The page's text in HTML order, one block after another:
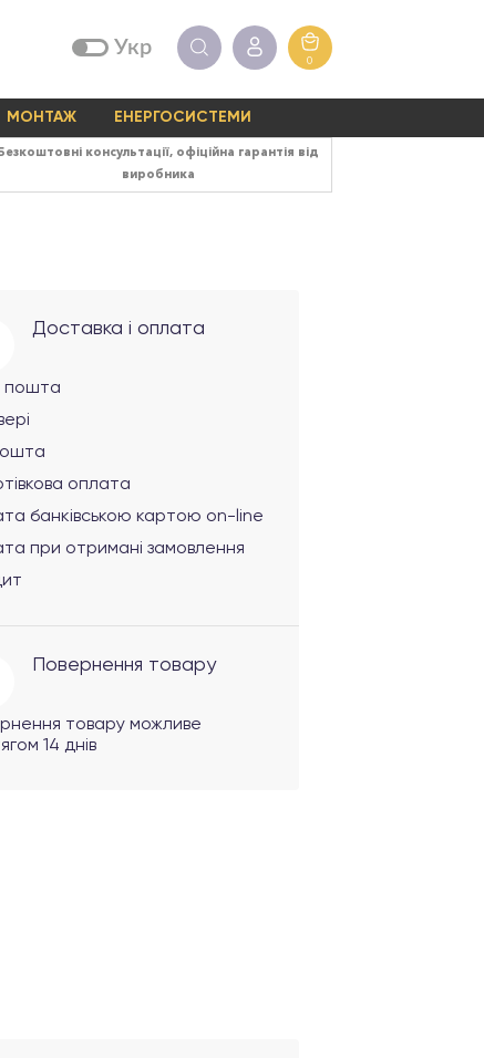
Укр
0
МОНТАЖ ЕНЕРГОСИСТЕМИ
консультації, офіційна гарантія від
виробника
Доставка і оплата
пошта
оплата
банківською картою on-line
при отримані замовлення
Повернення товару
товару можливе
14 днів